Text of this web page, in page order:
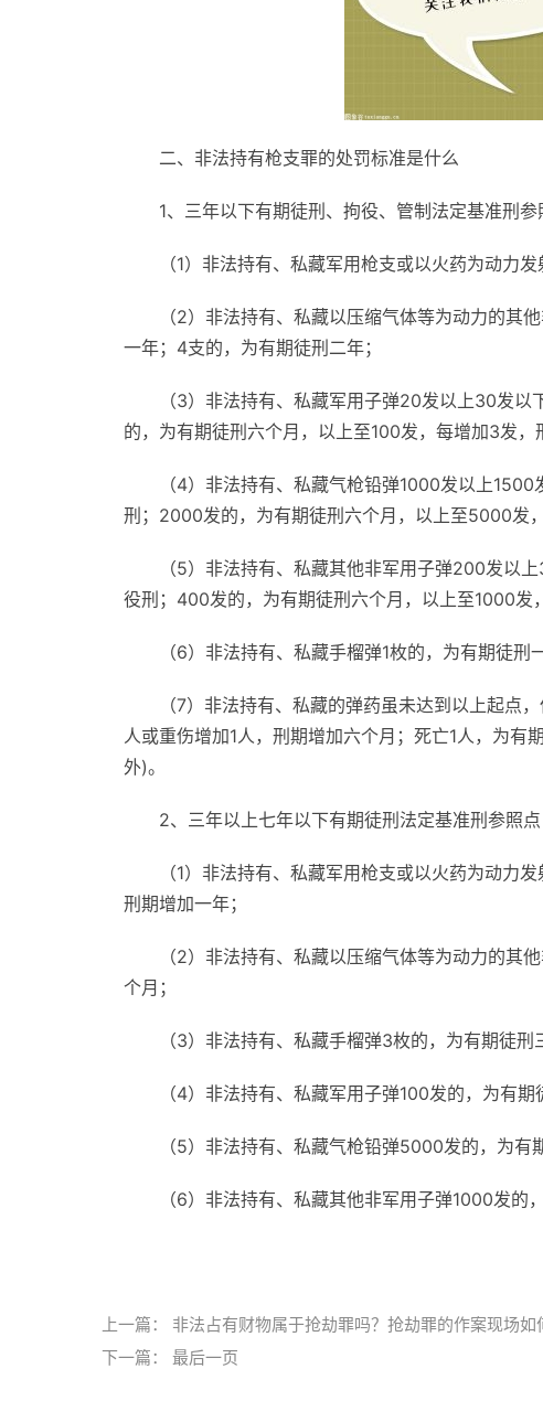
二、非法持有枪支罪的处罚标准是什么
1、三年以下有期徒刑、拘役、管制法定基准刑参
（1）非法持有、私藏军用枪支或以火药为动力
（2）非法持有、私藏以压缩气体等为动力的其
一年；4支的，为有期徒刑二年；
（3）非法持有、私藏军用子弹20发以上30发
的，为有期徒刑六个月，以上至100发，每增加3发，
（4）非法持有、私藏气枪铅弹1000发以上
刑；2000发的，为有期徒刑六个月，以上至5000发
（5）非法持有、私藏其他非军用子弹200发以
役刑；400发的，为有期徒刑六个月，以上至1000发
（6）非法持有、私藏手榴弹1枚的，为有期徒刑
（7）非法持有、私藏的弹药虽未达到以上起点
人或重伤增加1人，刑期增加六个月；死亡1人，为
外)。
2、三年以上七年以下有期徒刑法定基准刑参照点
（1）非法持有、私藏军用枪支或以火药为动力
刑期增加一年；
（2）非法持有、私藏以压缩气体等为动力的其
个月；
（3）非法持有、私藏手榴弹3枚的，为有期徒刑
（4）非法持有、私藏军用子弹100发的，为有
（5）非法持有、私藏气枪铅弹5000发的，为有
（6）非法持有、私藏其他非军用子弹1000发的
上一篇： 非法占有财物属于抢劫罪吗？抢劫罪的作案现场如
下一篇： 最后一页